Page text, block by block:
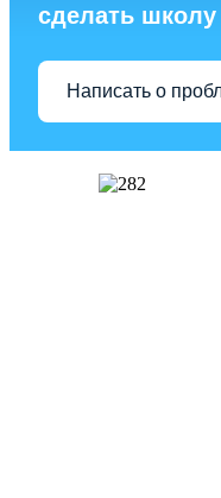
сделать
Написать о